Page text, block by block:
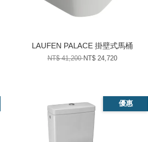
LAUFEN PALACE 掛壁式馬桶
NT$ 41,200NT$ 24,720
優惠